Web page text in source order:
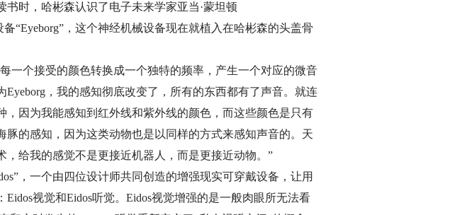
时，哈彬森认识了电子未来学家亚当·蒙坦顿
“Eyeborg”，这个神经机械设备现在就植入在哈彬森的头盖骨
一个接受的颜色转换成一个独特的频率，产生一个对应的微音
，我的感知彻底改变了，所有的东西都有了声音。就连
因为我能感知到红外线和紫外线的颜色，而这些颜色是只有
的感知，因为这类动物也是以同样的方式来感知声音的。天
给我的感觉不是更接近机器人，而是更接近动物。”
，一个由四位设计师共同创造的增强现实可穿戴设备，让用
视觉和Eidos听觉。Eidos视觉增强的是一般肉眼所无法看